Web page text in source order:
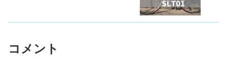
コメント